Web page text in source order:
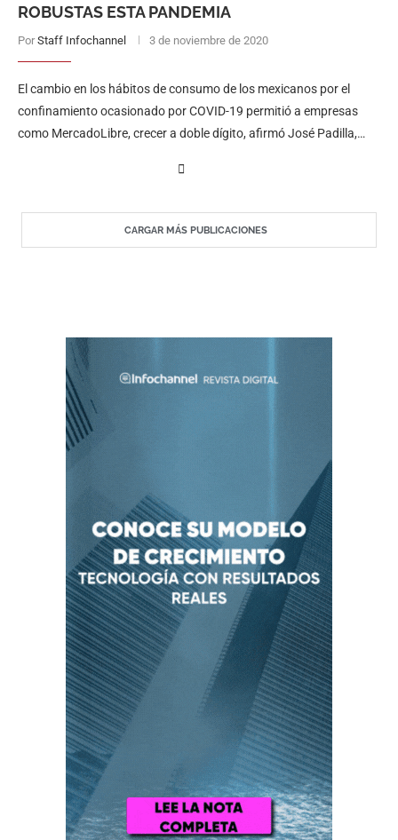
ROBUSTAS ESTA PANDEMIA
Por Staff Infochannel 3 de noviembre de 2020
El cambio en los hábitos de consumo de los mexicanos por el
confinamiento ocasionado por COVID-19 permitió a empresas
como MercadoLibre, crecer a doble dígito, afirmó José Padilla,
CARGAR MÁS PUBLICACIONES